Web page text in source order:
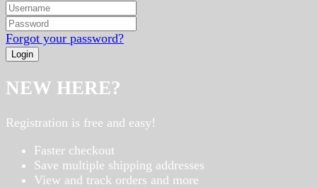
Forgot your password?
NEW HERE?
Registration is free and easy!
Faster checkout
Save multiple shipping addresses
View and track orders and more